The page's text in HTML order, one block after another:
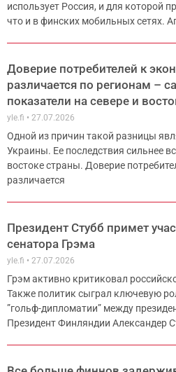
использует Россия, и для которой
что и в финских мобильных сетях.
Доверие потребителей к
различается по регионам –
показатели на севере и
yle.fi 27.07.2026
Одной из причин такой разницы
Украины. Ее последствия сильнее
востоке страны. Доверие
различается
Президент Стубб примет
сенатора Грэма
yle.fi 27.07.2026
Грэм активно критиковал
Также политик сыграл ключевую
”гольф-дипломатии” между
Президент Финляндии Александер